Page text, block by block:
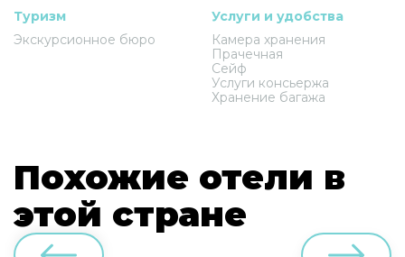
Туризм
Экскурсионное бюро
Услуги и удобства
Камера хранения
Прачечная
Сейф
Услуги консьержа
Хранение багажа
Похожие отели в
этой стране